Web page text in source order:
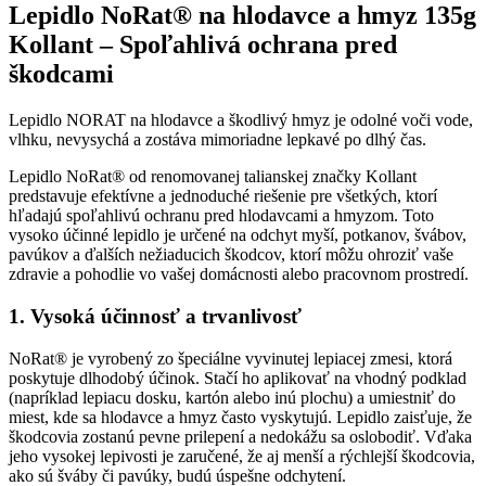
Lepidlo NoRat® na hlodavce a hmyz 135g
Kollant – Spoľahlivá ochrana pred
škodcami
Lepidlo NORAT na hlodavce a škodlivý hmyz je odolné voči vode,
vlhku, nevysychá a zostáva mimoriadne lepkavé po dlhý čas.
Lepidlo NoRat® od renomovanej talianskej značky Kollant
predstavuje efektívne a jednoduché riešenie pre všetkých, ktorí
hľadajú spoľahlivú ochranu pred hlodavcami a hmyzom. Toto
vysoko účinné lepidlo je určené na odchyt myší, potkanov, švábov,
pavúkov a ďalších nežiaducich škodcov, ktorí môžu ohroziť vaše
zdravie a pohodlie vo vašej domácnosti alebo pracovnom prostredí.
1. Vysoká účinnosť a trvanlivosť
NoRat® je vyrobený zo špeciálne vyvinutej lepiacej zmesi, ktorá
poskytuje dlhodobý účinok. Stačí ho aplikovať na vhodný podklad
(napríklad lepiacu dosku, kartón alebo inú plochu) a umiestniť do
miest, kde sa hlodavce a hmyz často vyskytujú. Lepidlo zaisťuje, že
škodcovia zostanú pevne prilepení a nedokážu sa oslobodiť. Vďaka
jeho vysokej lepivosti je zaručené, že aj menší a rýchlejší škodcovia,
ako sú šváby či pavúky, budú úspešne odchytení.